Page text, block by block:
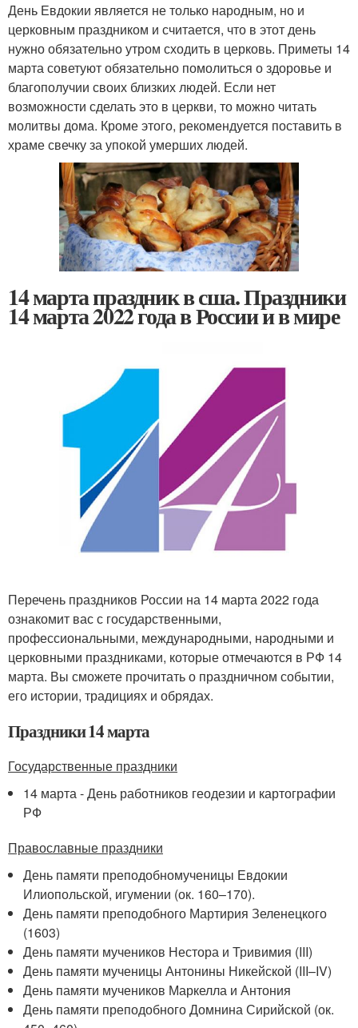
День Евдокии является не только народным, но и
церковным праздником и считается, что в этот день
нужно обязательно утром сходить в церковь. Приметы 14
марта советуют обязательно помолиться о здоровье и
благополучии своих близких людей. Если нет
возможности сделать это в церкви, то можно читать
молитвы дома. Кроме этого, рекомендуется поставить в
храме свечку за упокой умерших людей.
14 марта праздник в сша. Праздники
14 марта 2022 года в России и в мире
Перечень праздников России на 14 марта 2022 года
ознакомит вас с государственными,
профессиональными, международными, народными и
церковными праздниками, которые отмечаются в РФ 14
марта. Вы сможете прочитать о праздничном событии,
его истории, традициях и обрядах.
Праздники 14 марта
Государственные праздники
14 марта - День работников геодезии и картографии
РФ
Православные праздники
День памяти преподобномученицы Евдокии
Илиопольской, игумении (ок. 160–170).
День памяти преподобного Мартирия Зеленецкого
(1603)
День памяти мучеников Нестора и Тривимия (III)
День памяти мученицы Антонины Никейской (III–IV)
День памяти мучеников Маркелла и Антония
День памяти преподобного Домнина Сирийской (ок.